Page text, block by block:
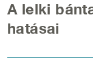
A lelki
hatásai